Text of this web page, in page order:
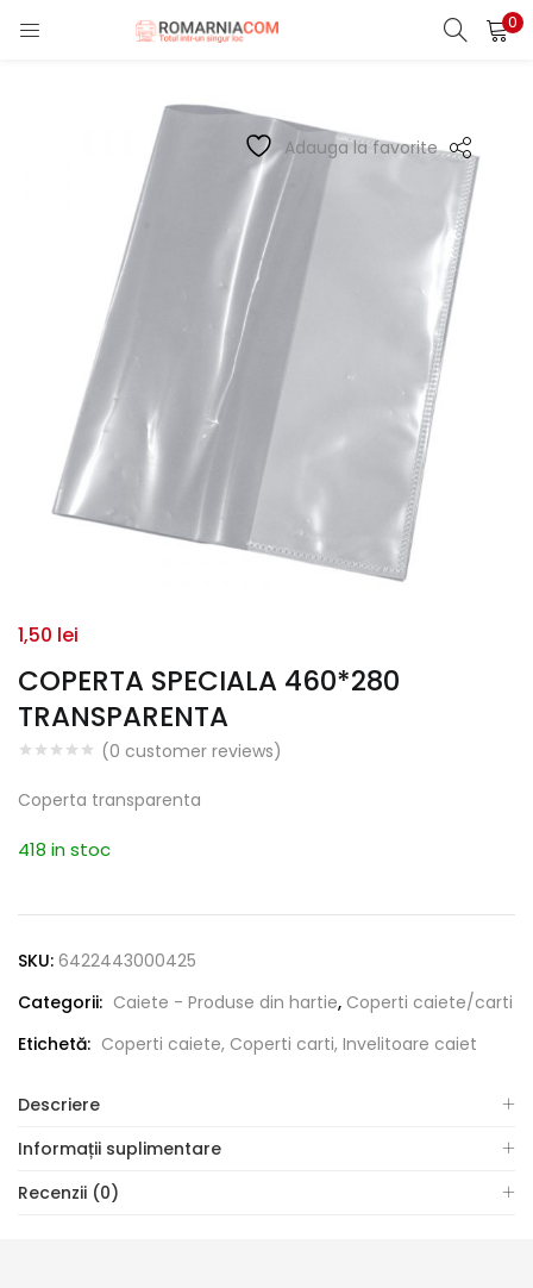
0
LOGIN REGISTER
Enter your username and password to login.
Remember me
Lost password?
Adauga la favorite
COPERTA SPECIALA 460*280
TRANSPARENTA
(0 customer reviews)
1,50 lei
Coperta transparenta
418 in stoc
SKU: 6422443000425
Categorii: Caiete - Produse din hartie, Coperti caiete/carti
Etichetă: Coperti caiete, Coperti carti, Invelitoare caiet
Descriere
Informații suplimentare
Recenzii (0)